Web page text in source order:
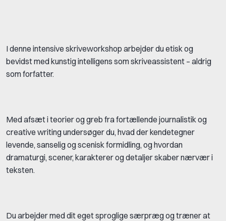
I denne intensive skriveworkshop arbejder du etisk og
bevidst med kunstig intelligens som skriveassistent – aldrig
som forfatter.
Med afsæt i teorier og greb fra fortællende journalistik og
creative writing undersøger du, hvad der kendetegner
levende, sanselig og scenisk formidling, og hvordan
dramaturgi, scener, karakterer og detaljer skaber nærvær i
teksten.
Du arbejder med dit eget sproglige særpræg og træner at